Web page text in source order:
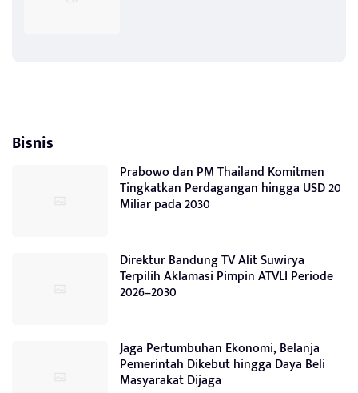
Bisnis
Prabowo dan PM Thailand Komitmen
Tingkatkan Perdagangan hingga USD 20
Miliar pada 2030
Direktur Bandung TV Alit Suwirya
Terpilih Aklamasi Pimpin ATVLI Periode
2026–2030
Jaga Pertumbuhan Ekonomi, Belanja
Pemerintah Dikebut hingga Daya Beli
Masyarakat Dijaga